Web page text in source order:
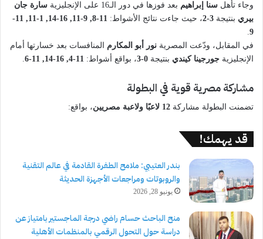
وجاء تأهل سنا إبراهيم بعد فوزها في دور الـ16 على الإنجليزية
سارة جان
بيري بنتيجة 3-2 ، حيث جاءت نتائج الأشواط:
11-8, 9-11, 16-14, 1-11, 11-
9
.
في المقابل، ودّعت المصرية نور أبو المكارم المنافسات بعد خسارتها أمام
الإنجليزية جورجينا كيندي بنتيجة 0-3 ، بواقع أشواط: 11-4, 16-14, 11-6
.
مشاركة مصرية قوية في البطولة
تضمنت البطولة مشاركة 12 لاعبًا ولاعبة مصريين ، بواقع:
قد يهمك!
بندر العتيبي: ملامح الطفرة القادمة في عالم التقنية
والروبوتات ومراجعات الأجهزة الحديثة
يونيو 28, 2026
منح الباحث حسام راضي درجة الماجستير بامتياز عن
دراسة حول التحول الرقمي بالمنظمات الأهلية